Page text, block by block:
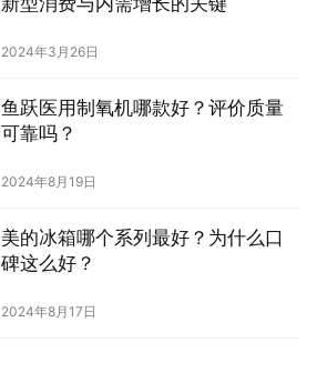
2024年3月26日
鱼跃医用制氧机哪款好？评价质量
可靠吗？
2024年8月19日
美的冰箱哪个系列最好？为什么口
碑这么好？
2024年8月17日